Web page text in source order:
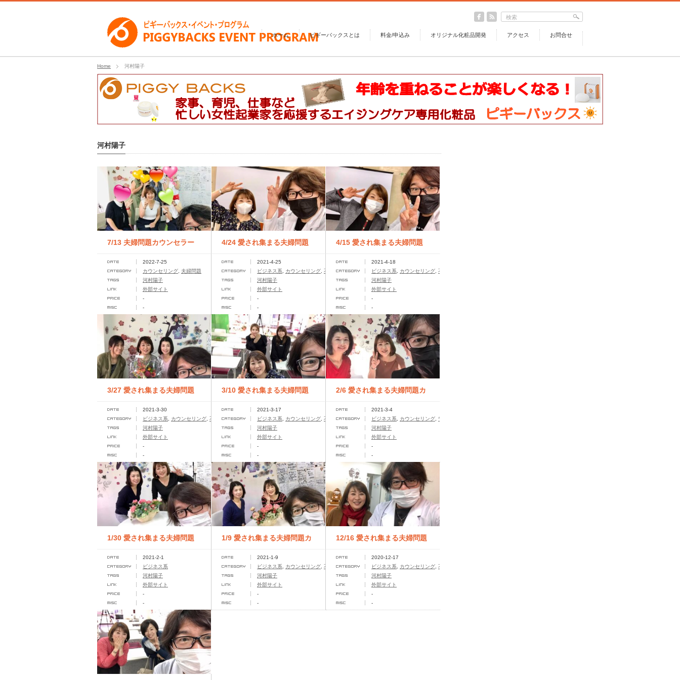
ホーム ピギーバックスとは 料金/申込み オリジナル化粧品開発 アクセス お問合せ
Home 河村陽子
河村陽子
7/13 夫婦問題カウンセラー
養成講座 第２期
2022-7-25
カウンセリング 夫婦問題
河村陽子
外部サイト
-
-
4/24 愛され集まる夫婦問題
カウンセラー養成講座 第１
期
2021-4-25
ビジネス系
カウンセリング 不倫問題,夫婦問題
河村陽子
外部サイト
-
-
4/15 愛され集まる夫婦問題
カウンセラー養成講座 第１
期
2021-4-18
ビジネス系
カウンセリング 不倫問題
河村陽子
外部サイト
-
-
3/27 愛され集まる夫婦問題
カウンセラー養成講座
2021-3-30
ビジネス系
カウンセリング 不倫問題
河村陽子
外部サイト
-
-
3/10 愛され集まる夫婦問題
カウンセラー養成講座
2021-3-17
ビジネス系
カウンセリング 不倫問題
河村陽子
外部サイト
-
-
2/6 愛され集まる夫婦問題カ
ウンセラー養成講座
2021-3-4
ビジネス系
カウンセリング
ワークショップ
河村陽子
外部サイト
-
-
1/30 愛され集まる夫婦問題
カウンセラー養成講座
2021-2-1
ビジネス系
河村陽子
外部サイト
-
-
1/9 愛され集まる夫婦問題カ
ウンセラー養成講座
2021-1-9
ビジネス系
カウンセリング 不倫問題
河村陽子
外部サイト
-
-
12/16 愛され集まる夫婦問題
カウンセラー養成講座
2020-12-17
ビジネス系
カウンセリング 不倫問題
河村陽子
外部サイト
-
-